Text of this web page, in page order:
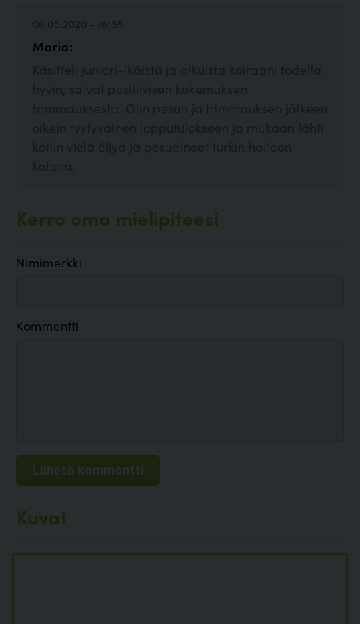
Maria:
Kerro oma mielipiteesi
Nimimerkki
Kommentti
Kuvat